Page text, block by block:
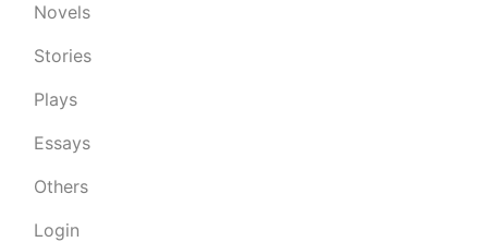
Novels
Stories
Plays
Essays
Others
Login